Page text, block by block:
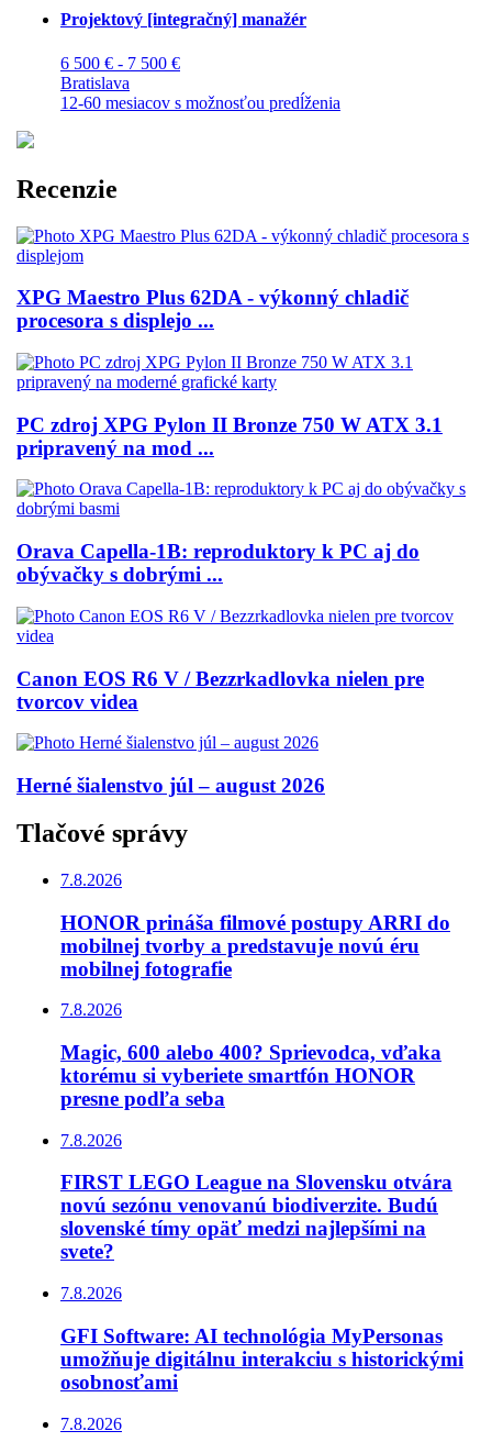
Projektový [integračný] manažér
6 500 € - 7 500 €
Bratislava
12-60 mesiacov s možnosťou predĺženia
Recenzie
XPG Maestro Plus 62DA - výkonný chladič
procesora s displejo ...
PC zdroj XPG Pylon II Bronze 750 W ATX 3.1
pripravený na mod ...
Orava Capella-1B: reproduktory k PC aj do
obývačky s dobrými ...
Canon EOS R6 V / Bezzrkadlovka nielen pre
tvorcov videa
Herné šialenstvo júl – august 2026
Tlačové správy
7.8.2026
HONOR prináša filmové postupy ARRI do
mobilnej tvorby a predstavuje novú éru
mobilnej fotografie
7.8.2026
Magic, 600 alebo 400? Sprievodca, vďaka
ktorému si vyberiete smartfón HONOR
presne podľa seba
7.8.2026
FIRST LEGO League na Slovensku otvára
novú sezónu venovanú biodiverzite. Budú
slovenské tímy opäť medzi najlepšími na
svete?
7.8.2026
GFI Software: AI technológia MyPersonas
umožňuje digitálnu interakciu s historickými
osobnosťami
7.8.2026